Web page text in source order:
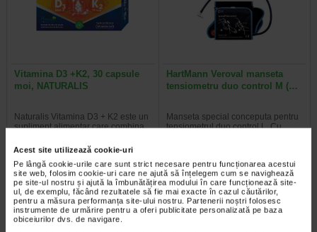
Acest site utilizează cookie-uri
Pe lângă cookie-urile care sunt strict necesare pentru funcționarea acestui
site web, folosim cookie-uri care ne ajută să înțelegem cum se navighează
pe site-ul nostru și ajută la îmbunătățirea modului în care funcționează site-
ul, de exemplu, făcând rezultatele să fie mai exacte în cazul căutărilor,
pentru a măsura performanța site-ului nostru. Partenerii noștri folosesc
instrumente de urmărire pentru a oferi publicitate personalizată pe baza
obiceiurilor dvs. de navigare.
Vitamina D3 +K2, 30 capsule
moi, NATURALIS
Naturalis Vitamina D3 + K2 este un
supliment alimentar care combina
HartMann Veroval manseta
tensiometru duo control M (…
Manseta special conceputa pentru
tensiometrul duo control L. Cu